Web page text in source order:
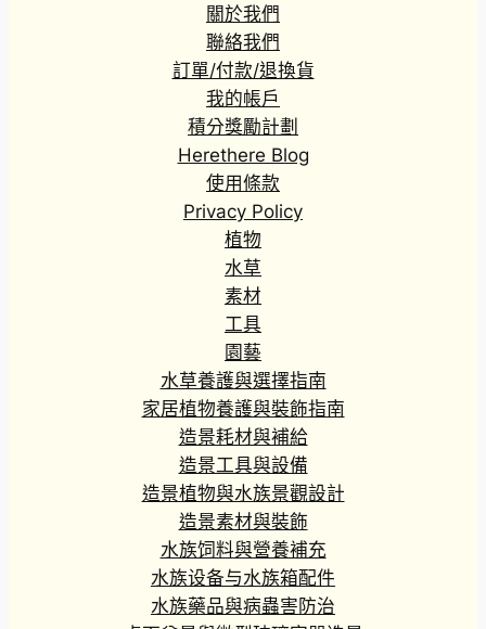
H
K
$
1
4
6
.
3
0
到
H
K
$
2
7
2
.
0
0
關於我們
聯絡我們
訂單/付款/退換貨
我的帳戶
積分獎勵計劃
Herethere Blog
使用條款
Privacy Policy
植物
水草
素材
工具
園藝
水草養護與選擇指南
家居植物養護與裝飾指南
造景耗材與補給
造景工具與設備
造景植物與水族景觀設計
造景素材與裝飾
水族饲料與營養補充
水族设备与水族箱配件
水族藥品與病蟲害防治